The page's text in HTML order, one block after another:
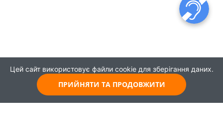
Цей сайт використовує файли cookie для зберігання даних.
ПРИЙНЯТИ ТА ПРОДОВЖИТИ